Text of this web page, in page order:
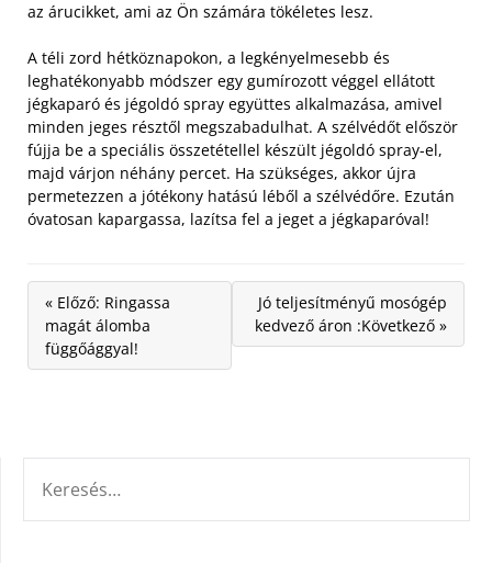
az árucikket, ami az Ön számára tökéletes lesz.
A téli zord hétköznapokon, a legkényelmesebb és
leghatékonyabb módszer egy gumírozott véggel ellátott
jégkaparó és jégoldó spray együttes alkalmazása, amivel
minden jeges résztől megszabadulhat. A szélvédőt először
fújja be a speciális összetétellel készült jégoldó spray-el,
majd várjon néhány percet. Ha szükséges, akkor újra
permetezzen a jótékony hatású léből a szélvédőre. Ezután
óvatosan kapargassa, lazítsa fel a jeget a jégkaparóval!
« Előző: Ringassa
magát álomba
függőággyal!
Jó teljesítményű mosógép
kedvező áron :Következő »